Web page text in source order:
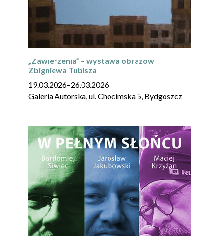
„Zawierzenia” – wystawa obrazów
Zbigniewa Tubisza
19.03.2026–26.03.2026
Galeria Autorska, ul. Chocimska 5, Bydgoszcz